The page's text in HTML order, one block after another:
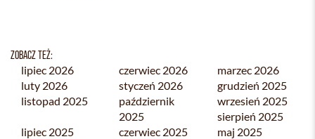
ZOBACZ TEŻ:
lipiec 2026 czerwiec 2026
marzec 2026
luty 2026
styczeń 2026
grudzień 2025
listopad 2025
październik
2025
wrzesień 2025
sierpień 2025
lipiec 2025
czerwiec 2025
maj 2025